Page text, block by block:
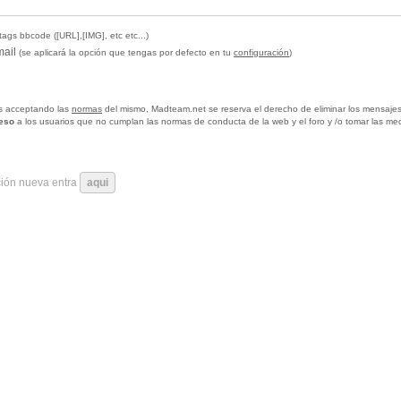
bbcode ([URL],[IMG], etc etc...)
(se aplicará la opción que tengas por defecto en tu configuración)
acceptando las normas del mismo, Madteam.net se reserva el derecho de eliminar los
a los usuarios que no cumplan las normas de conducta de la web y el foro y /o tomar las
nueva entra aqui